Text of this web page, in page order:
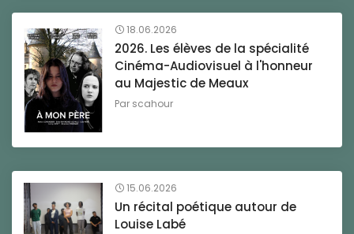
18.06.2026
2026. Les élèves de la spécialité
Cinéma-Audiovisuel à l'honneur
au Majestic de Meaux
Par scahour
15.06.2026
Un récital poétique autour de
Louise Labé